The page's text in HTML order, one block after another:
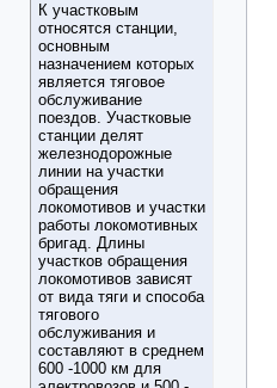
К участковым
относятся станции,
основным
назначением которых
является тяговое
обслуживание
поездов. Участковые
станции делят
железнодорожные
линии на участки
обращения
локомотивов и участки
работы локомотивных
бригад. Длины
участков обращения
локомотивов зависят
от вида тяги и способа
тягового
обслуживания и
составляют в среднем
600 -1000 км для